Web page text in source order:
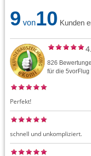
9 von10 Kunden
826
für die 5vorFlug
Perfekt!
schnell und unkompliziert.